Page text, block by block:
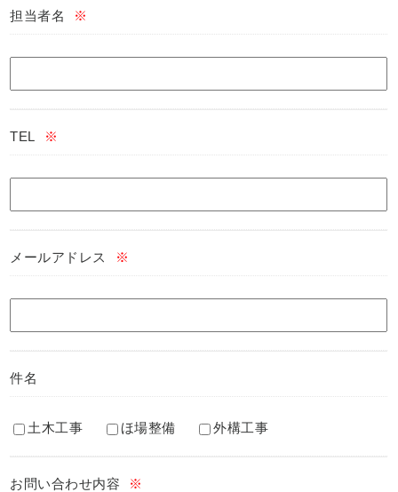
担当者名 ※
TEL ※
メールアドレス ※
件名
土木工事 ほ場整備 外構工事
お問い合わせ内容 ※